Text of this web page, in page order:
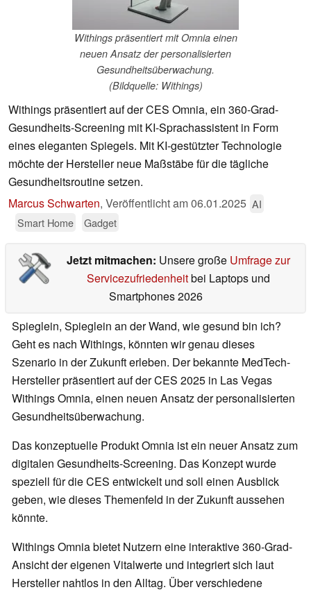
Withings präsentiert mit Omnia einen
neuen Ansatz der personalisierten
Gesundheitsüberwachung.
(Bildquelle: Withings)
Withings präsentiert auf der CES Omnia, ein 360-Grad-
Gesundheits-Screening mit KI-Sprachassistent in Form
eines eleganten Spiegels. Mit KI-gestützter Technologie
möchte der Hersteller neue Maßstäbe für die tägliche
Gesundheitsroutine setzen.
Marcus Schwarten, Veröffentlicht am06.01.2025 AI
Smart Home
Gadget
Jetzt mitmachen: Unsere große Umfrage zur
Servicezufriedenheitbei Laptops und
Smartphones 2026
Spieglein, Spieglein an der Wand, wie gesund bin ich?
Geht es nach Withings, könnten wir genau dieses
Szenario in der Zukunft erleben. Der bekannte MedTech-
Hersteller präsentiert auf der CES 2025 in Las Vegas
Withings Omnia, einen neuen Ansatz der personalisierten
Gesundheitsüberwachung.
Das konzeptuelle Produkt Omnia ist ein neuer Ansatz zum
digitalen Gesundheits-Screening. Das Konzept wurde
speziell für die CES entwickelt und soll einen Ausblick
geben, wie dieses Themenfeld in der Zukunft aussehen
könnte.
Withings Omnia bietet Nutzern eine interaktive 360-Grad-
Ansicht der eigenen Vitalwerte und integriert sich laut
Hersteller nahtlos in den Alltag. Über verschiedene